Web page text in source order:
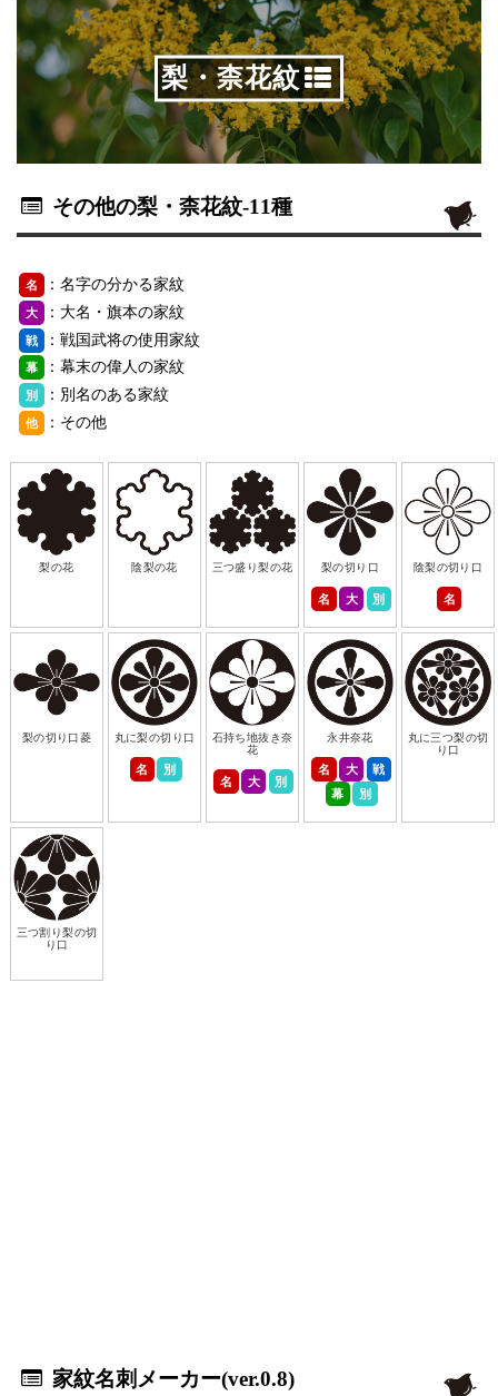
梨・柰花紋
その他の梨・柰花紋-11種
名 ：名字の分かる家紋
大 ：大名・旗本の家紋
戦 ：戦国武将の使用家紋
幕 ：幕末の偉人の家紋
別 ：別名のある家紋
他 ：その他
梨の花 陰梨の花 三つ盛り梨の花 梨の切り口
名 大 別
陰梨の切り口
名
梨の切り口菱 丸に梨の切り口
名 別
石持ち地抜き奈
花
名 大 別
永井奈花
名 大
戦
幕
別
丸に三つ梨の切
り口
三つ割り梨の切
り口
家紋名刺メーカー(ver.0.8)